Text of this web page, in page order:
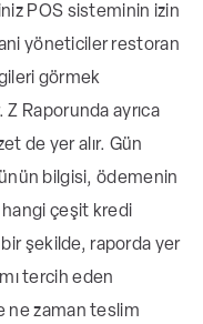
POS sisteminin izin
yöneticiler restoran
görmek
Z Raporunda ayrıca
de yer alır. Gün
bilgisi, ödemenin
hangi çeşit kredi
bir şekilde, raporda yer
tercih eden
ne zaman teslim